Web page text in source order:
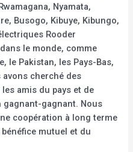
Nyamata,
Busogo, Kibuye, Kibungo,
Rooder
le monde, comme
le Pakistan, les Pays-Bas,
cherché des
amis du pays et de
gagnant-gagnant. Nous
coopération à long terme
mutuel et du